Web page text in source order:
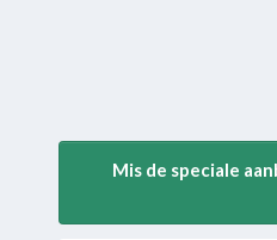
Mis de speciale